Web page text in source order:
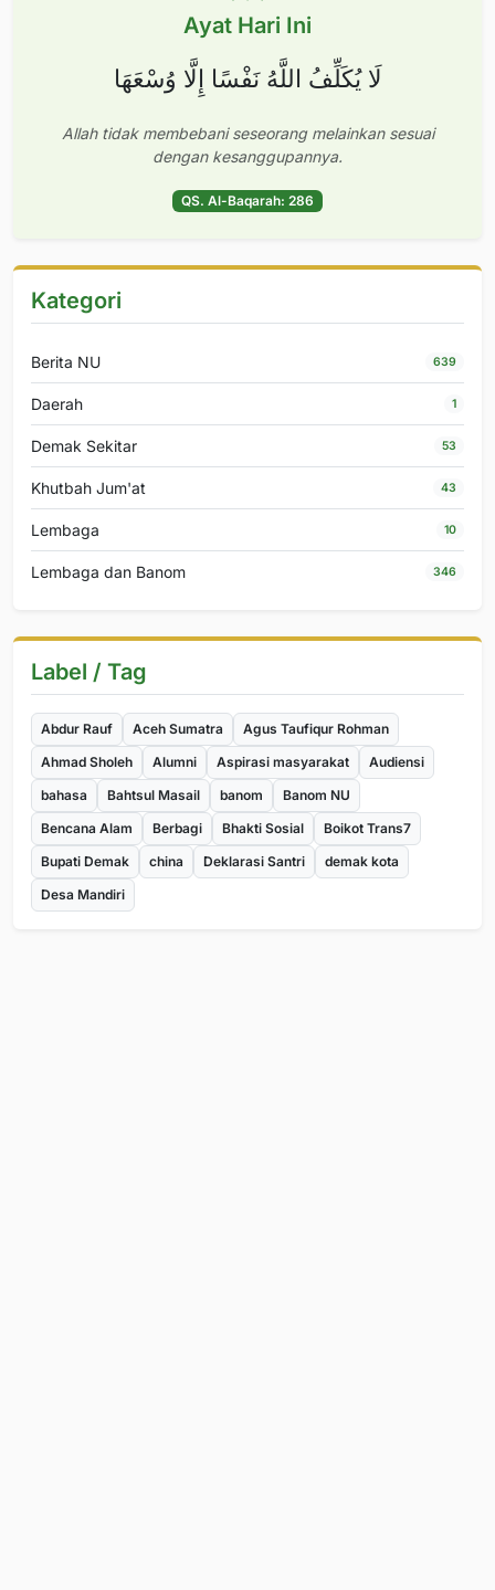
Ayat Hari Ini
لَا يُكَلِّفُ اللَّهُ نَفْسًا إِلَّا وُسْعَهَا
Allah tidak membebani seseorang melainkan sesuai
dengan kesanggupannya.
QS. Al-Baqarah: 286
Kategori
Berita NU 639
Daerah 1
Demak Sekitar 53
Khutbah Jum'at 43
Lembaga 10
Lembaga dan Banom 346
Label / Tag
Abdur Rauf Aceh Sumatra
Agus Taufiqur Rohman
Ahmad Sholeh
Alumni Aspirasi masyarakat
Audiensi
bahasa
Bahtsul Masail banom
Banom NU
Bencana Alam
Berbagi Bhakti Sosial
Boikot Trans7
Bupati Demak
china Deklarasi Santri
demak kota
Desa Mandiri